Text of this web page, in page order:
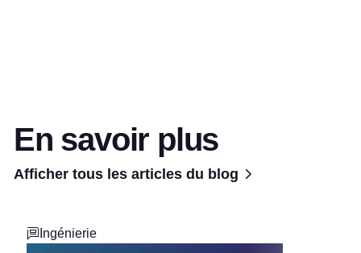
En savoir plus
Afficher tous les articles du blog
Ingénierie